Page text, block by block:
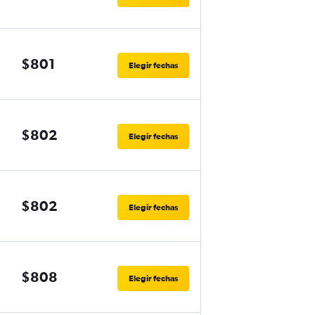
$801 Elegir fechas
$802 Elegir fechas
$802 Elegir fechas
$808 Elegir fechas